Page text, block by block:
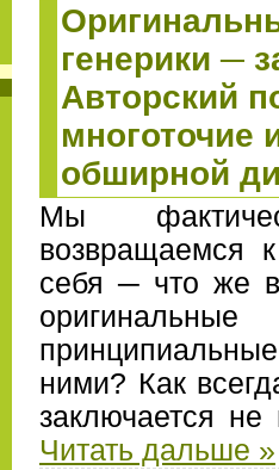
генерики ─
Авторский
многоточие
обширной
Мы
возвращаемся
себя ─ что же
ними? Как
заключается
Читать дальше »